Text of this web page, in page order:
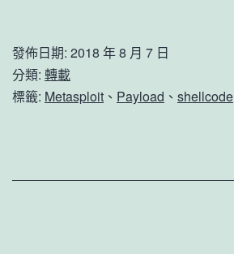
發佈日期: 2018 年 8 月 7 日
分類: 轉載
標籤: Metasploit 、 Payload 、 shellcode